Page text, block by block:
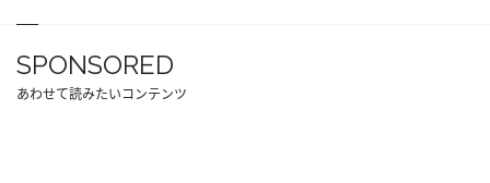
SPONSORED
あわせて読みたいコンテンツ